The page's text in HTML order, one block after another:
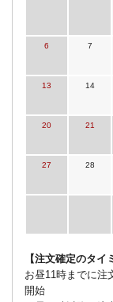
6 7
13 14
20 21
27 28
【注文確定のタイ
お昼11時までに注
開始